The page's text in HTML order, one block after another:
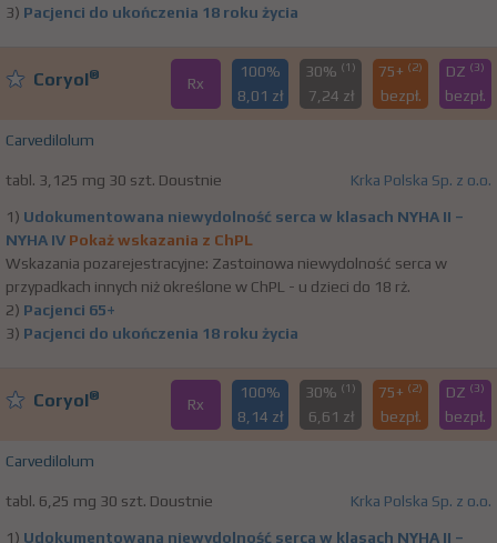
3) Pacjenci do ukończenia 18 roku życia
Coryol® Rx
100%
8,01 zł
30% (1)
7,24 zł
75+ (2)
bezpł.
DZ (3)
bezpł.
Carvedilolum
tabl. 3,125 mg 30 szt. Doustnie Krka Polska Sp. z o.o.
1) Udokumentowana niewydolność serca w klasach NYHA II –
NYHA IV Pokaż wskazania z ChPL
Wskazania pozarejestracyjne: Zastoinowa niewydolność serca w
przypadkach innych niż określone w ChPL - u dzieci do 18 rż.
2) Pacjenci 65+
3) Pacjenci do ukończenia 18 roku życia
Coryol® Rx
100%
8,14 zł
30% (1)
6,61 zł
75+ (2)
bezpł.
DZ (3)
bezpł.
Carvedilolum
tabl. 6,25 mg 30 szt. Doustnie Krka Polska Sp. z o.o.
1) Udokumentowana niewydolność serca w klasach NYHA II –